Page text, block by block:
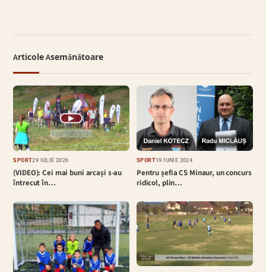
Articole Asemănătoare
▶
SPORT29 IULIE 2026
(VIDEO): Cei mai buni arcași s-au
întrecut în…
SPORT19 IUNIE 2024
Pentru șefia CS Minaur, un concurs
ridicol, plin…